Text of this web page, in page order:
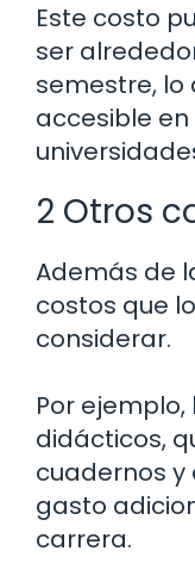
Este costo
ser
semestre, lo
accesible
2 Otros
Además de
costos que
considerar.
Por
didácticos,
cuadernos y
gasto
carrera.